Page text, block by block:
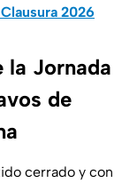
2026
la Jornada
de
cerrado y con